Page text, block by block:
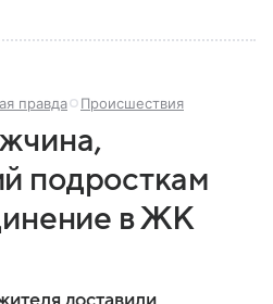
правда Происшествия
подросткам
в ЖК